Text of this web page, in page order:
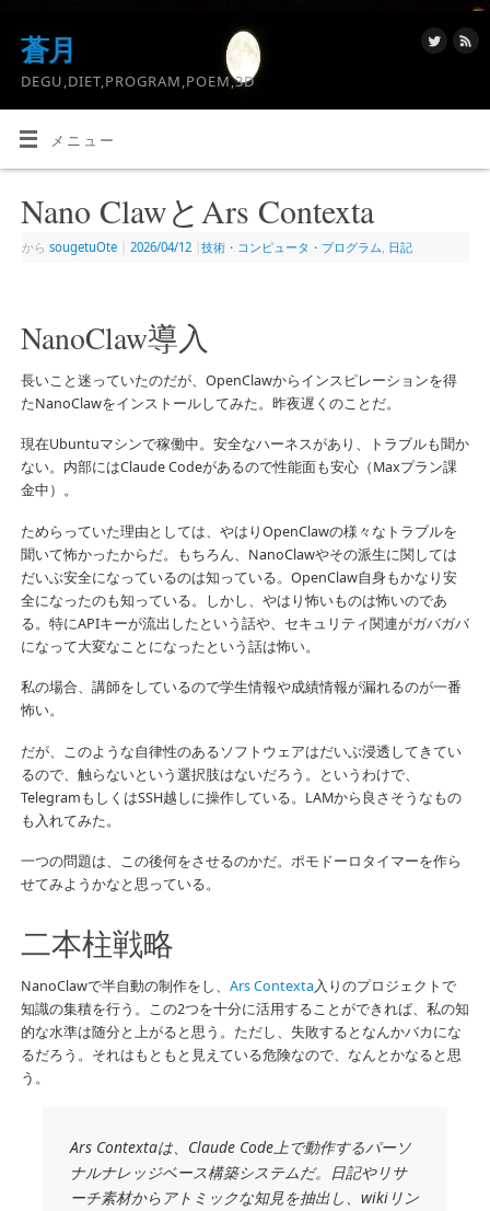
蒼月
DEGU,DIET,PROGRAM,POEM,3D
メニュー
Nano ClawとArs Contexta
から sougetuOte 2026/04/12 技術・コンピュータ・プログラム 日記
NanoClaw導入
長いこと迷っていたのだが、OpenClawからインスピレーションを得
たNanoClawをインストールしてみた。昨夜遅くのことだ。
現在Ubuntuマシンで稼働中。安全なハーネスがあり、トラブルも聞か
ない。内部にはClaude Codeがあるので性能面も安心（Maxプラン課
金中）。
ためらっていた理由としては、やはりOpenClawの様々なトラブルを
聞いて怖かったからだ。もちろん、NanoClawやその派生に関しては
だいぶ安全になっているのは知っている。OpenClaw自身もかなり安
全になったのも知っている。しかし、やはり怖いものは怖いのであ
る。特にAPIキーが流出したという話や、セキュリティ関連がガバガバ
になって大変なことになったという話は怖い。
私の場合、講師をしているので学生情報や成績情報が漏れるのが一番
怖い。
だが、このような自律性のあるソフトウェアはだいぶ浸透してきてい
るので、触らないという選択肢はないだろう。というわけで、
TelegramもしくはSSH越しに操作している。LAMから良さそうなもの
も入れてみた。
一つの問題は、この後何をさせるのかだ。ポモドーロタイマーを作ら
せてみようかなと思っている。
二本柱戦略
NanoClawで半自動の制作をし、 Ars Contexta入りのプロジェクトで
知識の集積を行う。この2つを十分に活用することができれば、私の知
的な水準は随分と上がると思う。ただし、失敗するとなんかバカにな
るだろう。それはもともと見えている危険なので、なんとかなると思
う。
Ars Contextaは、Claude Code上で動作するパーソ
ナルナレッジベース構築システムだ。日記やリサ
ーチ素材からアトミックな知見を抽出し、wikiリン